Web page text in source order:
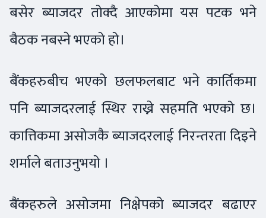
बसेर ब्याजदर तोक्दै आएकोमा यस पटक भने
बैठक नबस्ने भएको हो।
बैंकहरुबीच भएको छलफलबाट भने कार्तिकमा
पनि ब्याजदरलाई स्थिर राख्ने सहमति भएको छ।
कात्तिकमा असोजकै ब्याजदरलाई निरन्तरता दिइने
शर्माले बताउनुभयो ।
बैंकहरुले असोजमा निक्षेपको ब्याजदर बढाएर